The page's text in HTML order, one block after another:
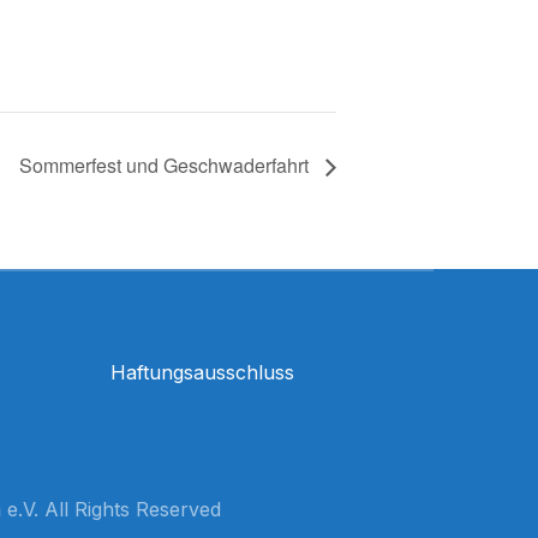
Sommerfest und Geschwaderfahrt
Haftungsausschluss
All Rights Reserved